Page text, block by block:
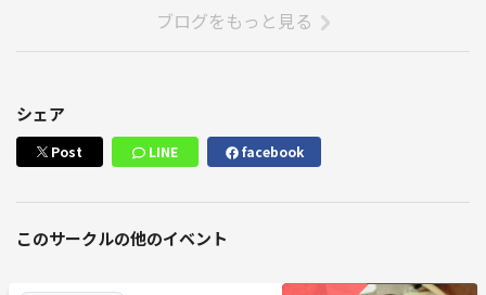
ブログをもっと見る
シェア
Post LINE facebook
このサークルの他のイベント